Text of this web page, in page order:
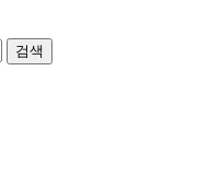
검색